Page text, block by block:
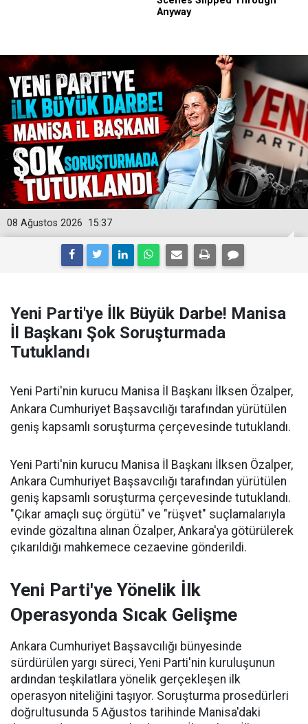
15:37
08 Ağustos 2026
Yeni Parti'ye İlk Büyük Darbe! Manisa
İl Başkanı Şok Soruşturmada
Tutuklandı
Yeni Parti'nin kurucu Manisa İl Başkanı İlksen Özalper,
Ankara Cumhuriyet Başsavcılığı tarafından yürütülen
geniş kapsamlı soruşturma çerçevesinde tutuklandı.
Yeni Parti'nin kurucu Manisa İl Başkanı İlksen Özalper,
Ankara Cumhuriyet Başsavcılığı tarafından yürütülen
geniş kapsamlı soruşturma çerçevesinde tutuklandı.
"Çıkar amaçlı suç örgütü" ve "rüşvet" suçlamalarıyla
evinde gözaltına alınan Özalper, Ankara'ya götürülerek
çıkarıldığı mahkemece cezaevine gönderildi.
Yeni Parti'ye Yönelik İlk
Operasyonda Sıcak Gelişme
Ankara Cumhuriyet Başsavcılığı bünyesinde
sürdürülen yargı süreci, Yeni Parti'nin kuruluşunun
ardından teşkilatlara yönelik gerçekleşen ilk
operasyon niteliğini taşıyor. Soruşturma prosedürleri
doğrultusunda 5 Ağustos tarihinde Manisa'daki